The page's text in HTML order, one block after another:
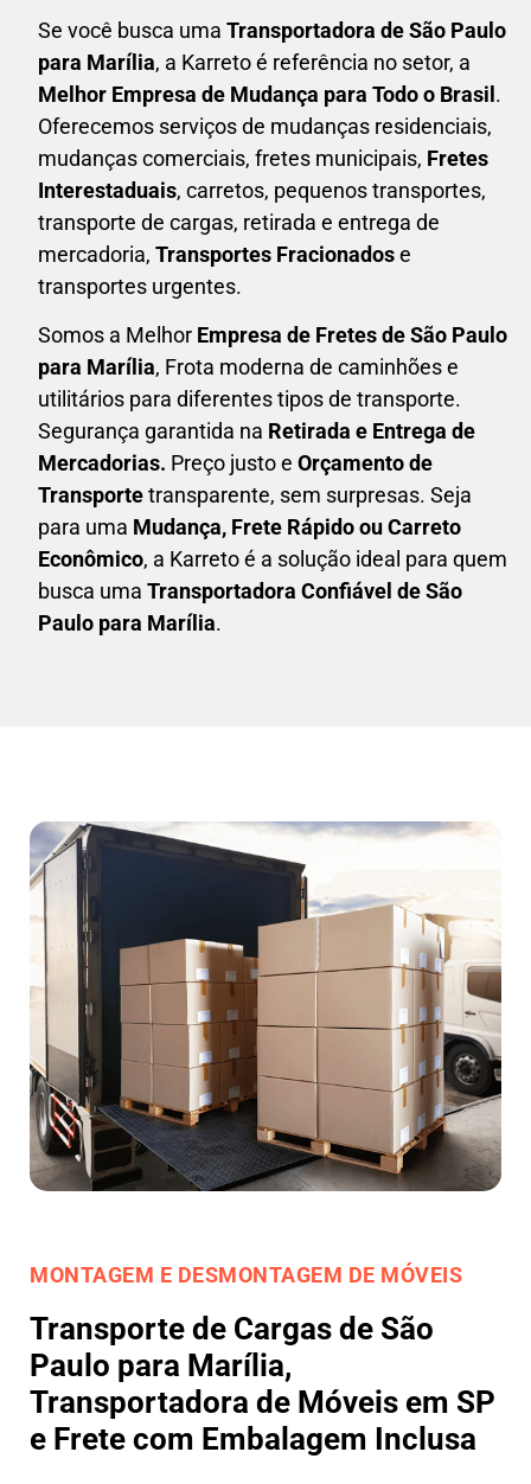
Se você busca uma Transportadora de São Paulo
para Marília, a Karreto é referência no setor, a
Melhor Empresa de Mudança para Todo o Brasil.
Oferecemos serviços de mudanças residenciais,
mudanças comerciais, fretes municipais, Fretes
Interestaduais, carretos, pequenos transportes,
transporte de cargas, retirada e entrega de
mercadoria, Transportes Fracionadose
transportes urgentes.
Somos a Melhor Empresa de Fretesde São Paulo
para Marília, Frota moderna de caminhões e
utilitários para diferentes tipos de transporte.
Segurança garantida na Retirada e Entrega de
Mercadorias. Preço justo e Orçamento de
Transportetransparente, sem surpresas. Seja
para uma Mudança, Frete Rápido ou Carreto
Econômico, a Karretoé a solução ideal para quem
busca uma Transportadora Confiável de São
Paulo para Marília.
MONTAGEM E DESMONTAGEM DE MÓVEIS
Transporte de Cargas de São
Paulo para Marília,
Transportadora de Móveis em SP
e Frete com Embalagem Inclusa